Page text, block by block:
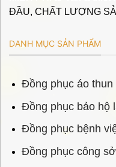
ĐẦU, CHẤT LƯỢNG
DANH MỤC SẢN PHẨM
Đồng phục áo thun
Đồng phục bảo hộ
Đồng phục bệnh
Đồng phục công sở